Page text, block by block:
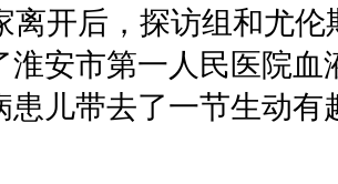
离开后，探访组和尤
淮安市第一人民医院血
患儿带去了一节生动有